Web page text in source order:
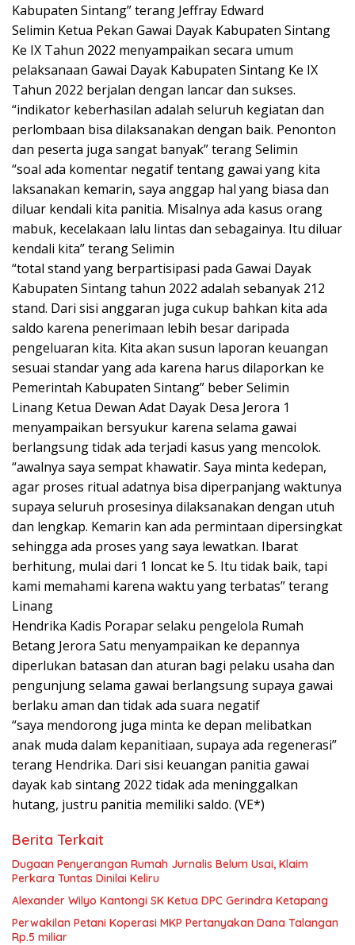
Kabupaten Sintang” terang Jeffray Edward
Selimin Ketua Pekan Gawai Dayak Kabupaten Sintang
Ke IX Tahun 2022 menyampaikan secara umum
pelaksanaan Gawai Dayak Kabupaten Sintang Ke IX
Tahun 2022 berjalan dengan lancar dan sukses.
“indikator keberhasilan adalah seluruh kegiatan dan
perlombaan bisa dilaksanakan dengan baik. Penonton
dan peserta juga sangat banyak” terang Selimin
“soal ada komentar negatif tentang gawai yang kita
laksanakan kemarin, saya anggap hal yang biasa dan
diluar kendali kita panitia. Misalnya ada kasus orang
mabuk, kecelakaan lalu lintas dan sebagainya. Itu diluar
kendali kita” terang Selimin
“total stand yang berpartisipasi pada Gawai Dayak
Kabupaten Sintang tahun 2022 adalah sebanyak 212
stand. Dari sisi anggaran juga cukup bahkan kita ada
saldo karena penerimaan lebih besar daripada
pengeluaran kita. Kita akan susun laporan keuangan
sesuai standar yang ada karena harus dilaporkan ke
Pemerintah Kabupaten Sintang” beber Selimin
Linang Ketua Dewan Adat Dayak Desa Jerora 1
menyampaikan bersyukur karena selama gawai
berlangsung tidak ada terjadi kasus yang mencolok.
“awalnya saya sempat khawatir. Saya minta kedepan,
agar proses ritual adatnya bisa diperpanjang waktunya
supaya seluruh prosesinya dilaksanakan dengan utuh
dan lengkap. Kemarin kan ada permintaan dipersingkat
sehingga ada proses yang saya lewatkan. Ibarat
berhitung, mulai dari 1 loncat ke 5. Itu tidak baik, tapi
kami memahami karena waktu yang terbatas” terang
Linang
Hendrika Kadis Porapar selaku pengelola Rumah
Betang Jerora Satu menyampaikan ke depannya
diperlukan batasan dan aturan bagi pelaku usaha dan
pengunjung selama gawai berlangsung supaya gawai
berlaku aman dan tidak ada suara negatif
“saya mendorong juga minta ke depan melibatkan
anak muda dalam kepanitiaan, supaya ada regenerasi”
terang Hendrika. Dari sisi keuangan panitia gawai
dayak kab sintang 2022 tidak ada meninggalkan
hutang, justru panitia memiliki saldo. (VE*)
Berita Terkait
Dugaan Penyerangan Rumah Jurnalis Belum Usai, Klaim
Perkara Tuntas Dinilai Keliru
Alexander Wilyo Kantongi SK Ketua DPC Gerindra Ketapang
Perwakilan Petani Koperasi MKP Pertanyakan Dana Talangan
Rp.5 miliar